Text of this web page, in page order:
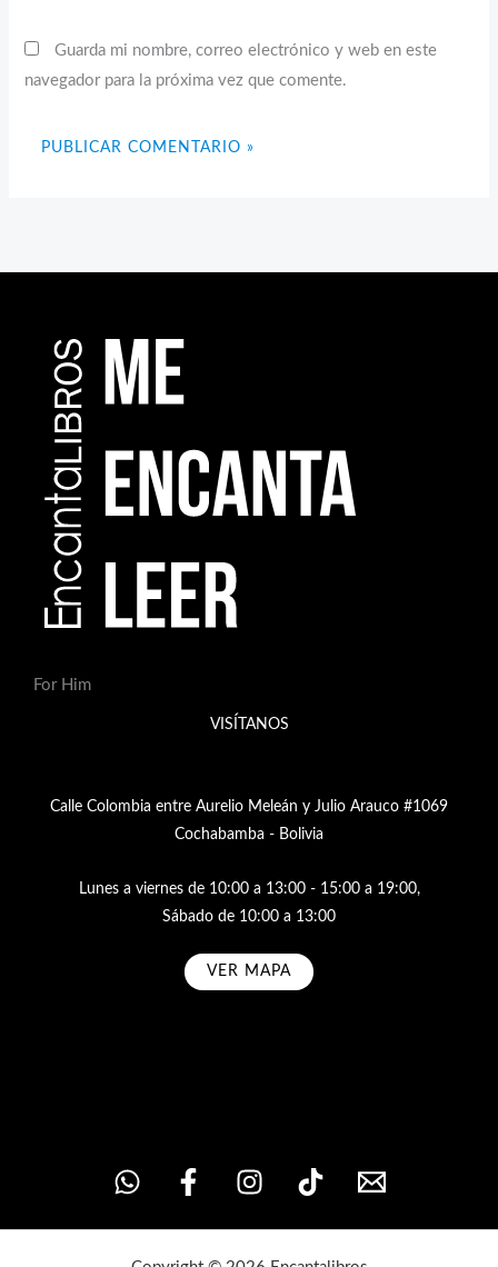
Guarda mi nombre, correo electrónico y web en este
navegador para la próxima vez que comente.
For Him
VISÍTANOS
Calle Colombia entre Aurelio Meleán y Julio Arauco #1069
Cochabamba - Bolivia
Lunes a viernes de 10:00 a 13:00 - 15:00 a 19:00,
Sábado de 10:00 a 13:00
VER MAPA